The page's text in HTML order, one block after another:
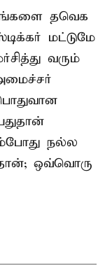
தவெக
மட்டுமே
வரும்
நல்ல
ஒவ்வொரு